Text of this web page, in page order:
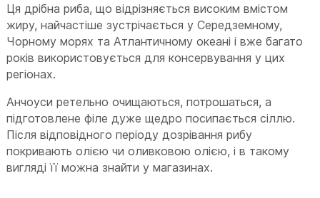
Ця дрібна риба, що відрізняється високим вмістом
жиру, найчастіше зустрічається у Середземному,
Чорному морях та Атлантичному океані і вже багато
років використовується для консервування у цих
регіонах.
Анчоуси ретельно очищаються, потрошаться, а
підготовлене філе дуже щедро посипається сіллю.
Після відповідного періоду дозрівання рибу
покривають олією чи оливковою олією, і в такому
вигляді її можна знайти у магазинах.